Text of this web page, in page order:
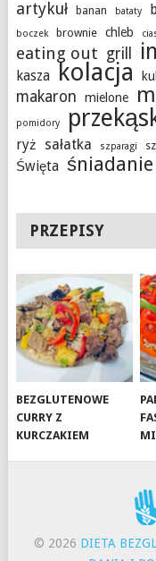
artykuł banan bataty
boczek brownie chleb
eating out grill
kasza kolacja
makaron mielone
pomidory
ryż sałatka szparagi
Święta śniadanie
PRZEPISY
BEZGLUTENOWE
CURRY Z
KURCZAKIEM
© 2026 DIETA